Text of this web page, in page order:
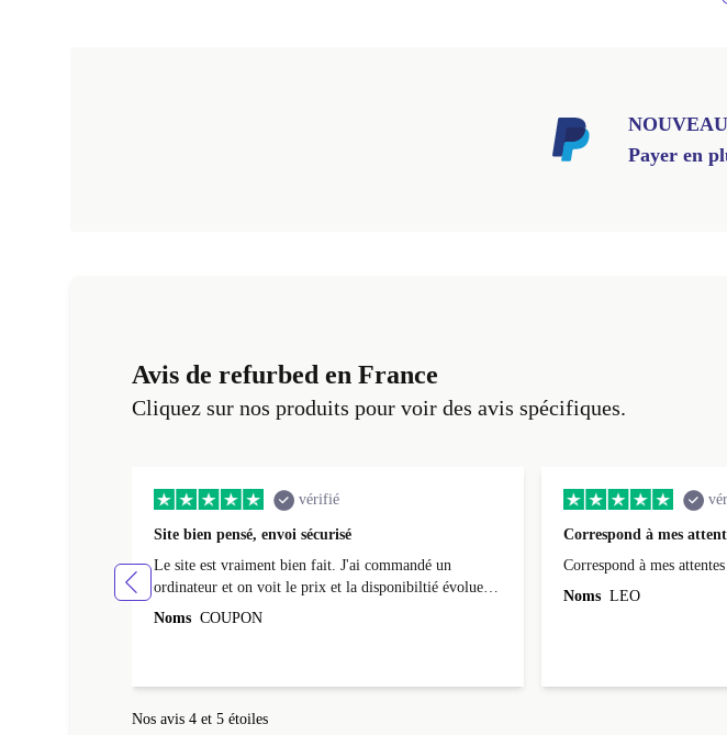
Payer en
Avis de refurbed en France
Cliquez sur nos produits pour voir des avis spécifiques.
vérifié
Site bien pensé, envoi sécurisé
Le site est vraiment bien fait. J'ai commandé un
ordinateur et on voit le prix et la disponibiltié évoluer
au fil des caractéristiques choisies. L'envoi de
Noms COUPON
Correspond à mes
Correspond à mes attentes
Noms LEO
Nos avis 4 et 5 étoiles